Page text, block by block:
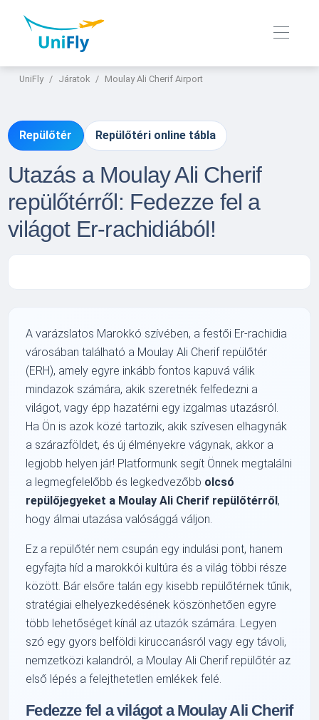
UniFly Járatok Moulay Ali Cherif Airport
Repülőtér Repülőtéri online tábla
Utazás a Moulay Ali Cherif
repülőtérről: Fedezze fel a
világot Er-rachidiából!
A varázslatos Marokkó szívében, a festői Er-rachidia
városában található a Moulay Ali Cherif repülőtér
(ERH), amely egyre inkább fontos kapuvá válik
mindazok számára, akik szeretnék felfedezni a
világot, vagy épp hazatérni egy izgalmas utazásról.
Ha Ön is azok közé tartozik, akik szívesen elhagynák
a szárazföldet, és új élményekre vágynak, akkor a
legjobb helyen jár! Platformunk segít Önnek megtalálni
a legmegfelelőbb és legkedvezőbb olcsó
repülőjegyeket a Moulay Ali Cherif repülőtérről,
hogy álmai utazása valósággá váljon.
Ez a repülőtér nem csupán egy indulási pont, hanem
egyfajta híd a marokkói kultúra és a világ többi része
között. Bár elsőre talán egy kisebb repülőtérnek tűnik,
stratégiai elhelyezkedésének köszönhetően egyre
több lehetőséget kínál az utazók számára. Legyen
szó egy gyors belföldi kiruccanásról vagy egy távoli,
nemzetközi kalandról, a Moulay Ali Cherif repülőtér az
első lépés a felejthetetlen emlékek felé.
Fedezze fel a világot a Moulay Ali Cherif